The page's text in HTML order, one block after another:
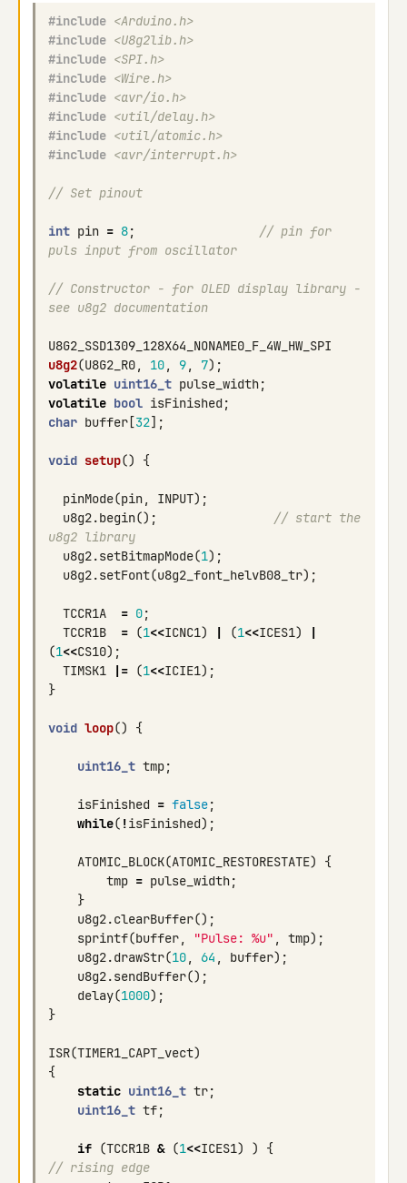
#include <Arduino.h>
#include <U8g2lib.h>
#include <SPI.h>
#include <Wire.h>
#include <avr/io.h>
#include <util/delay.h>
#include <util/atomic.h>
#include <avr/interrupt.h>
// Set pinout
int pin = 8;
// pin for
puls input from oscillator
// Constructor - for OLED display library -
see u8g2 documentation
U8G2_SSD1309_128X64_NONAME0_F_4W_HW_SPI
u8g2(U8G2_R0, 10, 9, 7);
volatile uint16_t pulse_width;
volatile bool isFinished;
char buffer [32];
void setup() {
pinMode(pin, INPUT);
u8g2.begin();
// start the
u8g2 library
u8g2.setBitmapMode(1);
u8g2.setFont(u8g2_font_helvB08_tr);
TCCR1A = 0;
TCCR1B
= (1<<ICNC1) | (1<<ICES1)
|
(1<<CS10);
TIMSK1
|= (1<<ICIE1);
}
void loop() {
uint16_t tmp;
isFinished = false;
while( !isFinished);
ATOMIC_BLOCK(ATOMIC_RESTORESTATE)
{
tmp = pulse_width;
}
u8g2.clearBuffer();
sprintf(buffer, "Pulse: %u" , tmp);
u8g2.drawStr(10, 64 , buffer);
u8g2.sendBuffer();
delay(1000);
}
ISR(TIMER1_CAPT_vect)
{
static uint16_t tr;
uint16_t tf;
if (TCCR1B & (1<<ICES1) )
{
// rising edge